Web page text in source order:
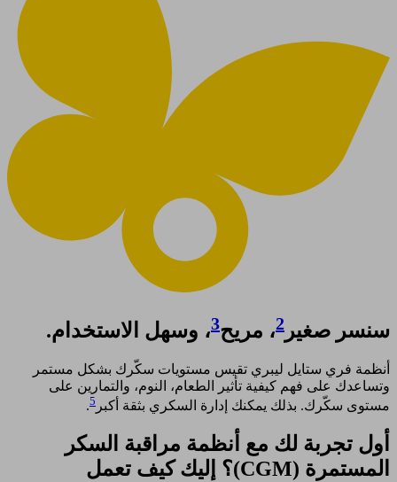
سنسر صغير 2، مريح3، وسهل الاستخدام.
أنظمة فري ستايل ليبري تقيس مستويات سكّرك بشكل مستمر
وتساعدك على فهم كيفية تأثير الطعام، النوم، والتمارين على
مستوى سكّرك. بذلك يمكنك إدارة السكري بثقة أكبر 5
. ​
أول تجربة لك مع أنظمة مراقبة السكر
المستمرة (CGM)؟ إليك كيف تعمل​